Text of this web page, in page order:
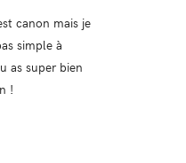
canon mais je
simple à
as super bien
!